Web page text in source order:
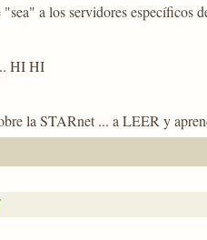
a los servidores específicos
HI HI
la STARnet ... a LEER y